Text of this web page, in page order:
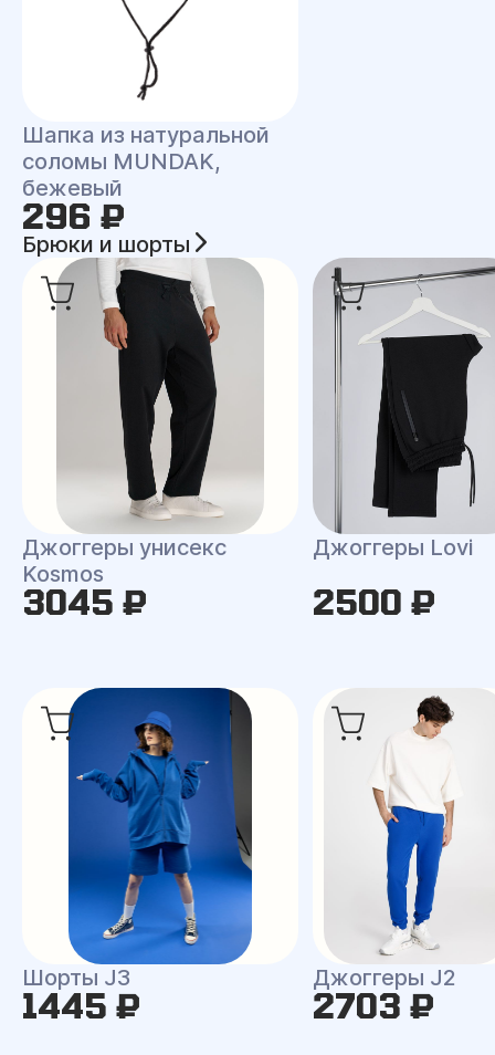
Шапка из натуральной
соломы MUNDAK,
бежевый
296 ₽
Брюки и шорты
Джоггеры унисекс
Kosmos
3045 ₽
Джоггеры Lovi
2500 ₽
Шорты J3
1445 ₽
Джоггеры J2
2703 ₽